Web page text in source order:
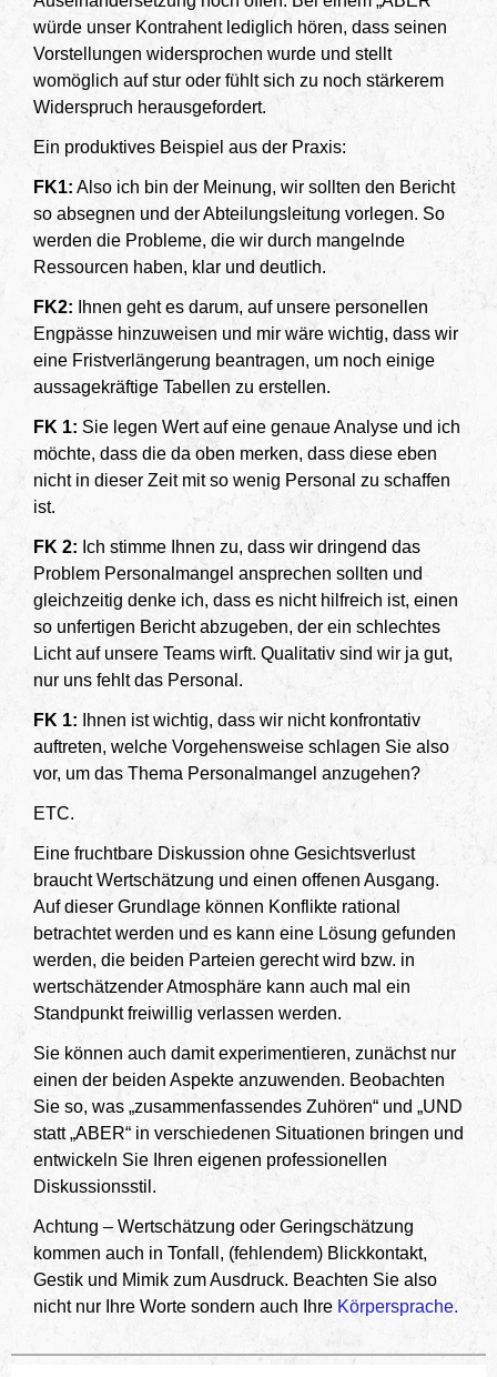
würde unser Kontrahent lediglich hören, dass seinen
Vorstellungen widersprochen wurde und stellt
womöglich auf stur oder fühlt sich zu noch stärkerem
Widerspruch herausgefordert.
Ein produktives Beispiel aus der Praxis:
FK1: Also ich bin der Meinung, wir sollten den Bericht
so absegnen und der Abteilungsleitung vorlegen. So
werden die Probleme, die wir durch mangelnde
Ressourcen haben, klar und deutlich.
FK2: Ihnen geht es darum, auf unsere personellen
Engpässe hinzuweisen und mir wäre wichtig, dass wir
eine Fristverlängerung beantragen, um noch einige
aussagekräftige Tabellen zu erstellen.
FK 1: Sie legen Wert auf eine genaue Analyse und ich
möchte, dass die da oben merken, dass diese eben
nicht in dieser Zeit mit so wenig Personal zu schaffen
ist.
FK 2: Ich stimme Ihnen zu, dass wir dringend das
Problem Personalmangel ansprechen sollten und
gleichzeitig denke ich, dass es nicht hilfreich ist, einen
so unfertigen Bericht abzugeben, der ein schlechtes
Licht auf unsere Teams wirft. Qualitativ sind wir ja gut,
nur uns fehlt das Personal.
FK 1: Ihnen ist wichtig, dass wir nicht konfrontativ
auftreten, welche Vorgehensweise schlagen Sie also
vor, um das Thema Personalmangel anzugehen?
ETC.
Eine fruchtbare Diskussion ohne Gesichtsverlust
braucht Wertschätzung und einen offenen Ausgang.
Auf dieser Grundlage können Konflikte rational
betrachtet werden und es kann eine Lösung gefunden
werden, die beiden Parteien gerecht wird bzw. in
wertschätzender Atmosphäre kann auch mal ein
Standpunkt freiwillig verlassen werden.
Sie können auch damit experimentieren, zunächst nur
einen der beiden Aspekte anzuwenden. Beobachten
Sie so, was „zusammenfassendes Zuhören“ und „UND
statt „ABER“ in verschiedenen Situationen bringen und
entwickeln Sie Ihren eigenen professionellen
Diskussionsstil.
Achtung – Wertschätzung oder Geringschätzung
kommen auch in Tonfall, (fehlendem) Blickkontakt,
Gestik und Mimik zum Ausdruck. Beachten Sie also
nicht nur Ihre Worte sondern auch Ihre Körpersprache.